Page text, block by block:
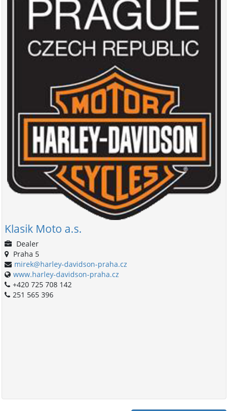
Klasik Moto a.s.
Dealer
Praha 5
mirek@harley-davidson-praha.cz
www.harley-davidson-praha.cz
+420 725 708 142
251 565 396